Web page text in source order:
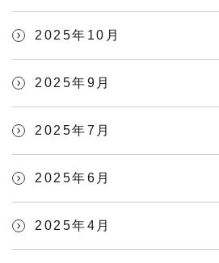
2025年10月
2025年9月
2025年7月
2025年6月
2025年4月